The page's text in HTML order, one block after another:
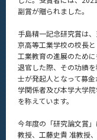
副賞が贈られました。
手島精一記念研究賞は
京高等工業学校の校長
工業教育の進展のため
退官した際、その功績
士が発起人となって募
学関係者及び本学大学
を称えています。
今年度の「研究論文賞
教授、工藤史貴 准教授
カテゴリ別
課程別
月別
Event Calendar